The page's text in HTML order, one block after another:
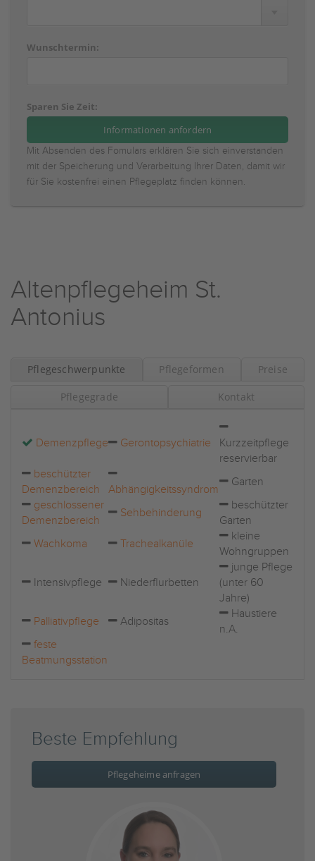
Wunschtermin:
Sparen Sie Zeit:
Mit Absenden des Fomulars erklären Sie sich einverstanden
mit der Speicherung und Verarbeitung Ihrer Daten, damit wir
für Sie kostenfrei einen Pflegeplatz finden können.
Altenpflegeheim St.
Antonius
Pflegeschwerpunkte Pflegeformen Preise
Pflegegrade Kontakt
Demenzpflege Gerontopsychiatrie
Kurzzeitpflege
reservierbar
beschützter
Demenzbereich
Abhängigkeitssyndrom
Garten
geschlossener
Demenzbereich
Sehbehinderung
beschützter
Garten
Wachkoma
Trachealkanüle
kleine
Wohngruppen
Intensivpflege Niederflurbetten
junge Pflege
(unter 60
Jahre)
Palliativpflege
Adipositas
Haustiere
n.A.
feste
Beatmungsstation
Beste Empfehlung
Pflegeheime anfragen